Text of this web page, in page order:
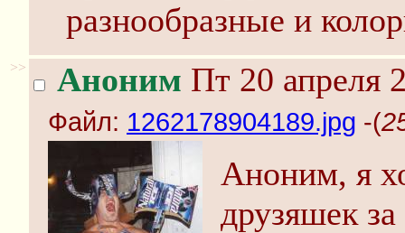
разнообразные и
>> Аноним Пт 20 апреля
Файл: 1262178904189.jpg -(
Аноним, я
друзяшек